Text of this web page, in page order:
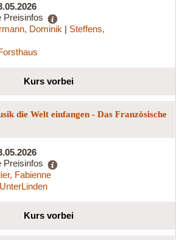
Preisinfos
Dominik | Steffens,
Kurs vorbei
die Welt einfangen - Das Französische
Preisinfos
Fabienne
Kurs vorbei